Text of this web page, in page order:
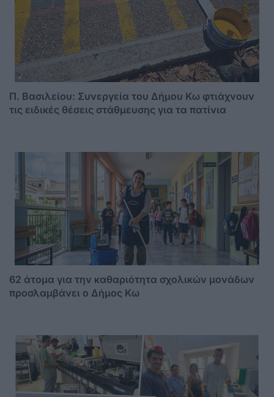
Π. Βασιλείου: Συνεργεία του Δήμου Κω φτιάχνουν
τις ειδικές θέσεις στάθμευσης για τα πατίνια
62 άτομα για την καθαριότητα σχολικών μονάδων
προσλαμβάνει ο Δήμος Κω